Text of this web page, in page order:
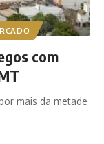
com
mais da metade